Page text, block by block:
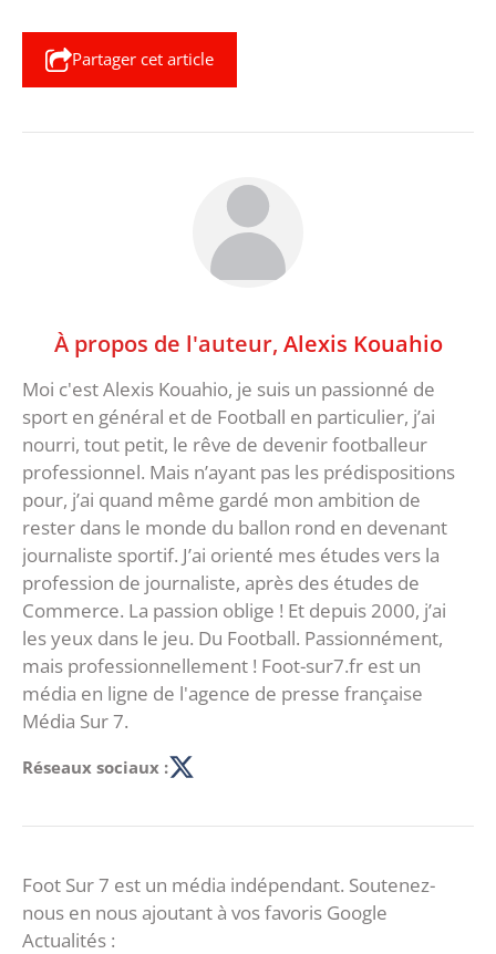
Partager cet article
À propos de l'auteur, Alexis Kouahio
Moi c'est Alexis Kouahio, je suis un passionné de
sport en général et de Football en particulier, j’ai
nourri, tout petit, le rêve de devenir footballeur
professionnel. Mais n’ayant pas les prédispositions
pour, j’ai quand même gardé mon ambition de
rester dans le monde du ballon rond en devenant
journaliste sportif. J’ai orienté mes études vers la
profession de journaliste, après des études de
Commerce. La passion oblige ! Et depuis 2000, j’ai
les yeux dans le jeu. Du Football. Passionnément,
mais professionnellement ! Foot-sur7.fr est un
média en ligne de l'agence de presse française
Média Sur 7.
Réseaux sociaux :
Foot Sur 7 est un média indépendant. Soutenez-
nous en nous ajoutant à vos favoris Google
Actualités :